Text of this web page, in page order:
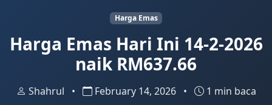
Harga Emas
Harga Emas Hari Ini 14-2-2026
naik RM637.66
Shahrul • February 14, 2026 • 1 min baca